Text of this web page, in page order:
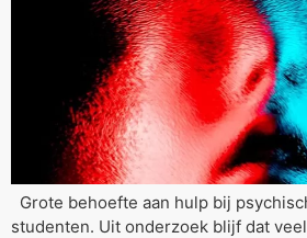
Grote behoefte aan hulp bij
studenten. Uit onderzoek blijf dat